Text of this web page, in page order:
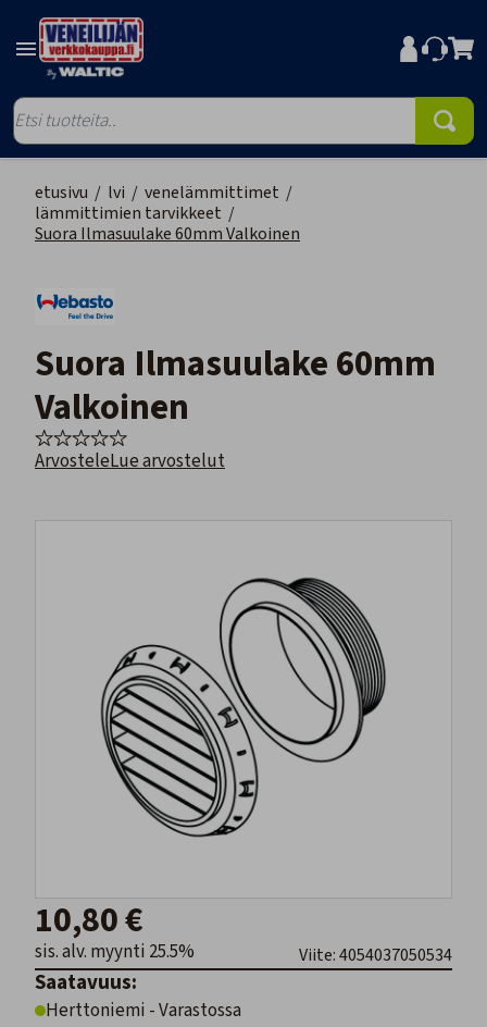
etusivu / lvi / venelämmittimet /
lämmittimien tarvikkeet /
Suora Ilmasuulake 60mm Valkoinen
Suora Ilmasuulake 60mm
Valkoinen
ArvosteleLue arvostelut
10,80 €
sis. alv. myynti 25.5% Viite: 4054037050534
Saatavuus:
Herttoniemi - Varastossa